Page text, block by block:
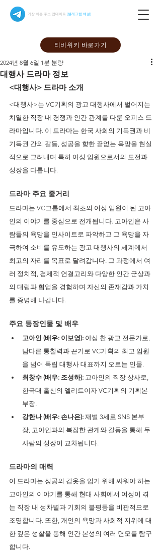
가장 빠른 주소 업데이트 (텔레그램 채널)
티비위키 바로가기
대행사 드라마 정보
2024년 8월 6일 1분 분량
<대행사> 드라마 소개
<대행사>는 VC기획의 광고 대행사에서 벌어지는
치열한 직장 내 경쟁과 인간 관계를 다룬 오피스 드
라마입니다. 이 드라마는 한국 사회의 기득권과 비
기득권 간의 갈등, 성공을 향한 끝없는 욕망을 현실
적으로 그려내며 특히 여성 임원으로서의 도전과
성장을 다룹니다.
드라마 주요 줄거리
드라마는 VC그룹에서 최초의 여성 임원이 된 고아
인의 이야기를 중심으로 전개됩니다. 고아인은 사
람들의 욕망을 인사이트로 파악하고 그 욕망을 자
극하여 소비를 유도하는 광고 대행사의 세계에서
최고의 자리를 목표로 달려갑니다. 그 과정에서 여
러 정치적, 경제적 연결고리와 다양한 인간 군상과
의 대립과 협업을 경험하며 자신의 존재감과 가치
를 증명해 나갑니다.
주요 등장인물 및 배우
고아인 (배우: 이보영): 야심 찬 광고 전문가로,
남다른 통찰력과 끈기로 VC기획의 최고 임원
을 넘어 독립 대행사 대표까지 오르는 인물.
최창수 (배우: 조성하): 고아인의 직장 상사로,
한국대 출신의 엘리트이자 VC기획의 기획본
부장.
강한나 (배우: 손나은): 재벌 3세로 SNS 본부
장, 고아인과의 복잡한 관계와 갈등을 통해 두
사람의 성장이 교차됩니다.
드라마의 매력
이 드라마는 성공의 갑옷을 입기 위해 싸워야 하는
고아인의 이야기를 통해 현대 사회에서 여성이 겪
는 직장 내 성차별과 기회의 불평등을 비판적으로
조명합니다. 또한, 개인의 욕망과 사회적 지위에 대
한 깊은 성찰을 통해 인간 본성의 여러 면모를 탐구
합니다.